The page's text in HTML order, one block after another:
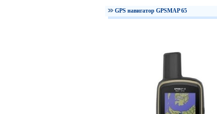
GPS навигатор GPSMAP 65